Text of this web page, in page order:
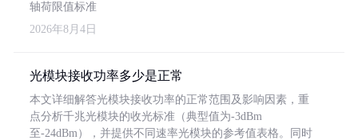
轴荷限值标准
2026年8月4日
光模块接收功率多少是正常
本文详细解答光模块接收功率的正常范围及影响因素，重
点分析千兆光模块的收光标准（典型值为-3dBm
至-24dBm），并提供不同速率光模块的参考值表格。同时